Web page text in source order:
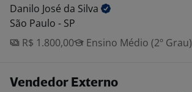
Danilo José da Silva
São Paulo - SP
R$ 1.800,00
Ensino Médio (2º Grau)
Vendedor Externo